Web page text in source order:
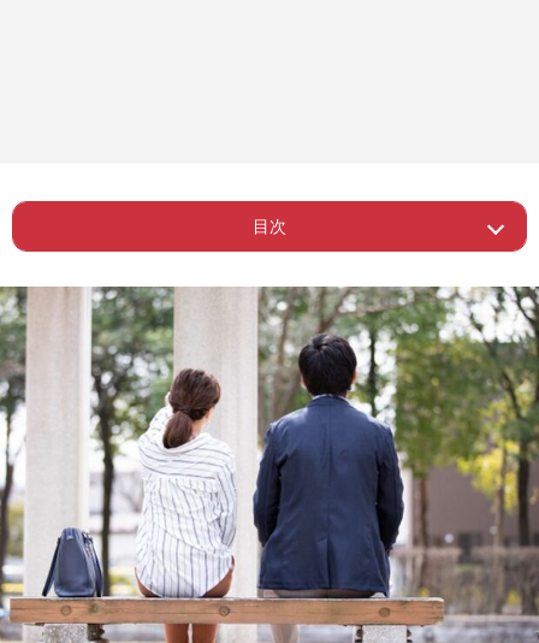
目次
Page 1
ー 65歳初婚男性、30代と結婚して子ど
もが欲しい
Page 2 ー 結婚できない男性の特徴
Page 3 ー 自分を棚上げして選ぶ気満々
Page 4 ー 結婚できない女性の特徴